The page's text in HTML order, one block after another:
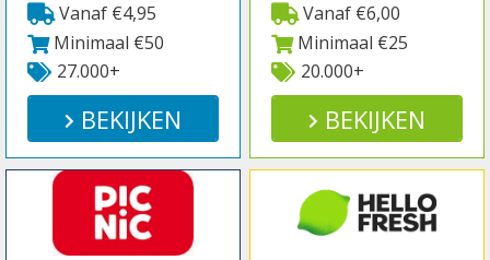
Vanaf €4,95
Minimaal €50
27.000+
BEKIJKEN
Vanaf €6,00
Minimaal €25
20.000+
BEKIJKEN